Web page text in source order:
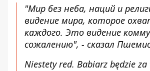
"Мир без неба, наций и
видение мира, которое
каждого. Это видение
сожалению", - сказал
Niestety red. Babiarz będzie